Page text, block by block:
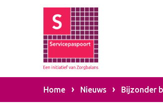
Home Nieuws Bijzonder